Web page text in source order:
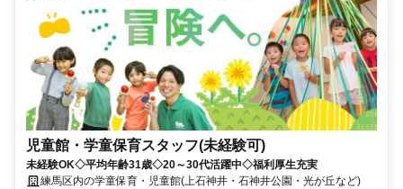
児童館・学童保育スタッフ(未経験可)
未経験OK◇平均年齢31歳◇20～30代活躍中◇福利厚生充実
練馬区内の学童保育・児童館(上石神井・石神井公園・光が丘など)